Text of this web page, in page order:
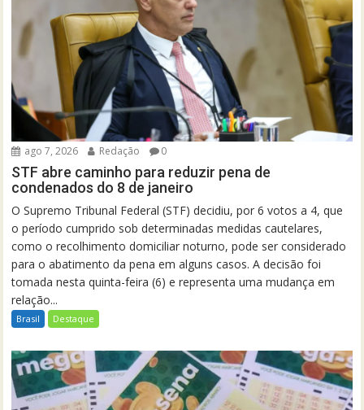
ago 7, 2026 Redação 0
STF abre caminho para reduzir pena de
condenados do 8 de janeiro
O Supremo Tribunal Federal (STF) decidiu, por 6 votos a 4, que
o período cumprido sob determinadas medidas cautelares,
como o recolhimento domiciliar noturno, pode ser considerado
para o abatimento da pena em alguns casos. A decisão foi
tomada nesta quinta-feira (6) e representa uma mudança em
relação...
Brasil Destaque